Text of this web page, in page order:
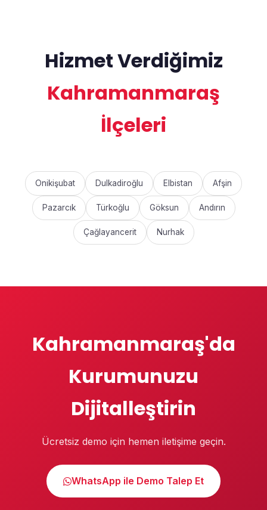
Hizmet Verdiğimiz
Kahramanmaraş
İlçeleri
Onikişubat Dulkadiroğlu Elbistan Afşin
Pazarcık Türkoğlu Göksun Andırın
Çağlayancerit Nurhak
Kahramanmaraş'da
Kurumunuzu
Dijitalleştirin
Ücretsiz demo için hemen iletişime geçin.
WhatsApp ile Demo Talep Et